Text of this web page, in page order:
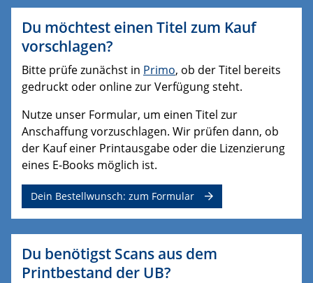
Du möchtest einen Titel zum Kauf
vorschlagen?
Bitte prüfe zunächst in Primo, ob der Titel bereits
gedruckt oder online zur Verfügung steht.
Nutze unser Formular, um einen Titel zur
Anschaffung vorzuschlagen. Wir prüfen dann, ob
der Kauf einer Printausgabe oder die Lizenzierung
eines E-Books möglich ist.
Dein Bestellwunsch: zum Formular
Du benötigst Scans aus dem
Printbestand der UB?